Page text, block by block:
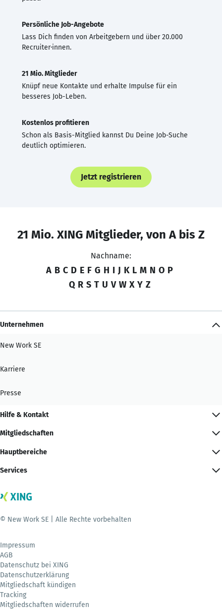
Persönliche Job-Angebote
Lass Dich finden von Arbeitgebern und über 20.000
Recruiter·innen.
21 Mio. Mitglieder
Knüpf neue Kontakte und erhalte Impulse für ein
besseres Job-Leben.
Kostenlos profitieren
Schon als Basis-Mitglied kannst Du Deine Job-Suche
deutlich optimieren.
Jetzt registrieren
21 Mio. XING Mitglieder, von A bis Z
Nachname:
A B C D E F G H I J K L M N O P
Q R S T U V W X Y Z
Unternehmen
New Work SE
Karriere
Presse
Hilfe & Kontakt
Mitgliedschaften
Hauptbereiche
Services
© New Work SE | Alle Rechte vorbehalten
Impressum
AGB
Datenschutz bei XING
Datenschutzerklärung
Mitgliedschaft kündigen
Tracking
Mitgliedschaften widerrufen